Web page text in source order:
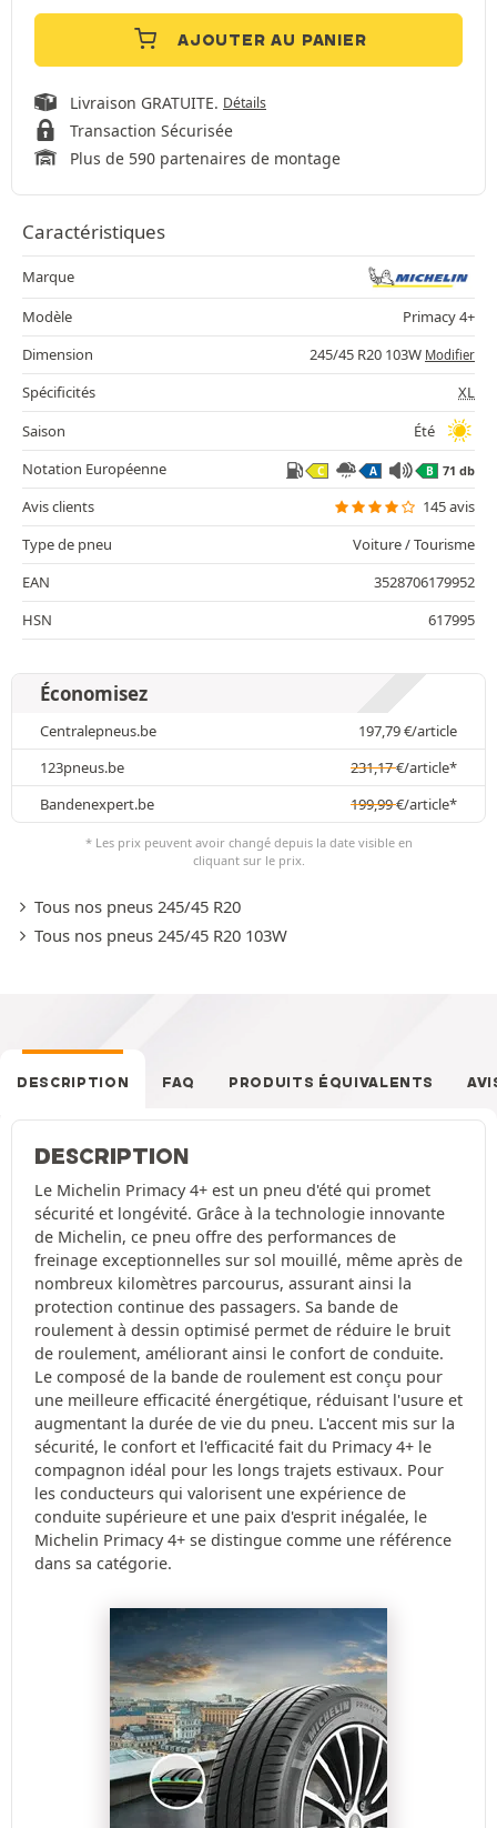
AJOUTER AU PANIER
Livraison GRATUITE. Détails
Transaction Sécurisée
Plus de 590 partenaires de montage
Caractéristiques
Marque
Modèle
Primacy 4+
Dimension
245/45 R20 103W Modifier
Spécificités
XL
Saison
Été
Notation Européenne
C A B 71 db
Avis clients
145 avis
Type de pneu
Voiture / Tourisme
EAN
3528706179952
HSN
617995
Économisez
Centralepneus.be 197,79€/article
123pneus.be
231,17€/article*
Bandenexpert.be
199,99€/article*
* Les prix peuvent avoir changé depuis la date visible en
cliquant sur le prix.
Tous nos pneus 245/45 R20
Tous nos pneus 245/45 R20 103W
DESCRIPTION FAQ PRODUITS ÉQUIVALENTS
DESCRIPTION
Le Michelin Primacy 4+ est un pneu d'été qui promet
sécurité et longévité. Grâce à la technologie innovante
de Michelin, ce pneu offre des performances de
freinage exceptionnelles sur sol mouillé, même après de
nombreux kilomètres parcourus, assurant ainsi la
protection continue des passagers. Sa bande de
roulement à dessin optimisé permet de réduire le bruit
de roulement, améliorant ainsi le confort de conduite.
Le composé de la bande de roulement est conçu pour
une meilleure efficacité énergétique, réduisant l'usure et
augmentant la durée de vie du pneu. L'accent mis sur la
sécurité, le confort et l'efficacité fait du Primacy 4+ le
compagnon idéal pour les longs trajets estivaux. Pour
les conducteurs qui valorisent une expérience de
conduite supérieure et une paix d'esprit inégalée, le
Michelin Primacy 4+ se distingue comme une référence
dans sa catégorie.